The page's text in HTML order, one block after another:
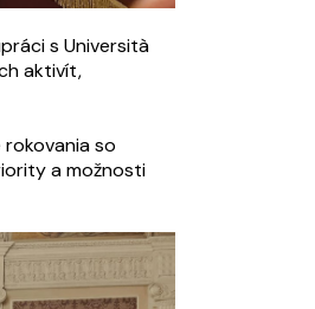
s Università
aktivít,
so
a možnosti